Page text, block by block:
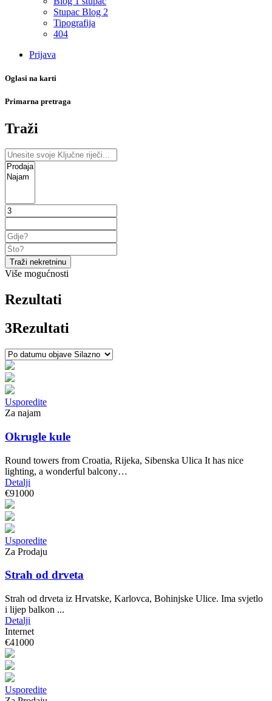
Stupac Blog 2
Tipografija
404
Prijava
Oglasi na karti
Primarna pretraga
Traži
Traži nekretninu
Više mogućnosti
Rezultati
3Rezultati
Usporedite
Za najam
Okrugle kule
Round towers from Croatia, Rijeka, Sibenska Ulica It has nice
lighting, a wonderful balcony…
Detalji
€91000
Usporedite
Za Prodaju
Strah od drveta
Strah od drveta iz Hrvatske, Karlovca, Bohinjske Ulice. Ima svjetlo
i lijep balkon ...
Detalji
Internet
€41000
Usporedite